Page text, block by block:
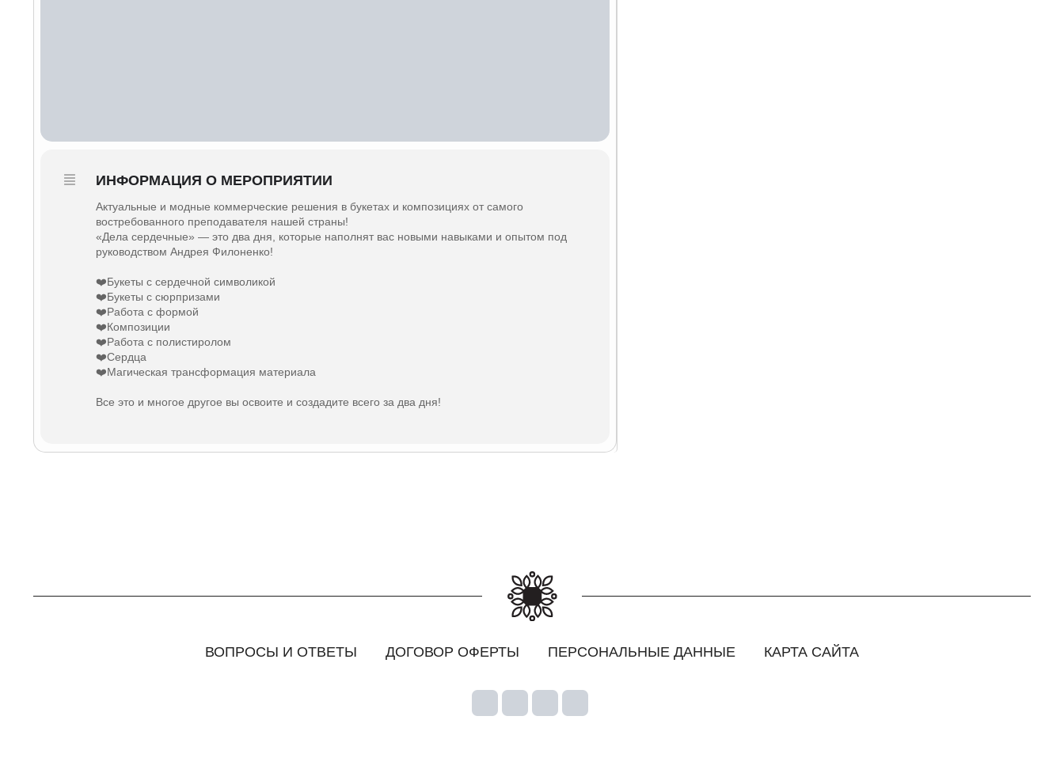
ИНФОРМАЦИЯ О МЕРОПРИЯТИИ
Актуальные и модные коммерческие решения в букетах и композициях от самого
востребованного преподавателя нашей страны!
«Дела сердечные» — это два дня, которые наполнят вас новыми навыками и опытом под
руководством Андрея Филоненко!
❤️Букеты с сердечной символикой
❤️Букеты с сюрпризами
❤️Работа с формой
❤️Композиции
❤️Работа с полистиролом
❤️Сердца
❤️Магическая трансформация материала
Все это и многое другое вы освоите и создадите всего за два дня!
ВОПРОСЫ И ОТВЕТЫ ДОГОВОР ОФЕРТЫ ПЕРСОНАЛЬНЫЕ ДАННЫЕ КАРТА САЙТА